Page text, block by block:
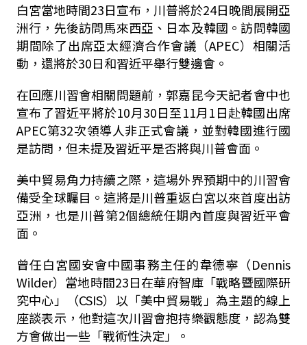
白宮當地時間23日宣布，川普將於24日晚間展開亞
洲行，先後訪問馬來西亞、日本及韓國。訪問韓國
期間除了出席亞太經濟合作會議（APEC）相關活
動，還將於30日和習近平舉行雙邊會。
在回應川習會相關問題前，郭嘉昆今天記者會中也
宣布了習近平將於10月30日至11月1日赴韓國出席
APEC第32次領導人非正式會議，並對韓國進行國
是訪問，但未提及習近平是否將與川普會面。
美中貿易角力持續之際，這場外界預期中的川習會
備受全球矚目。這將是川普重返白宮以來首度出訪
亞洲，也是川普第2個總統任期內首度與習近平會
面。
曾任白宮國安會中國事務主任的韋德寧（Dennis
Wilder）當地時間23日在華府智庫「戰略暨國際研
究中心」（CSIS）以「美中貿易戰」為主題的線上
座談表示，他對這次川習會抱持樂觀態度，認為雙
方會做出一些「戰術性決定」。